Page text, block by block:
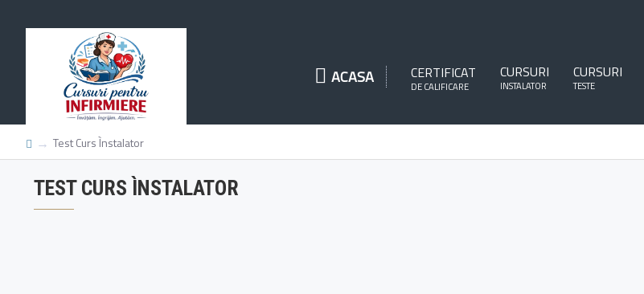
ACASA CERTIFICAT
DE CALIFICARE
CURSURI
INSTALATOR
CURSURI
TESTE
Test Curs Ìnstalator
TEST CURS ÌNSTALATOR